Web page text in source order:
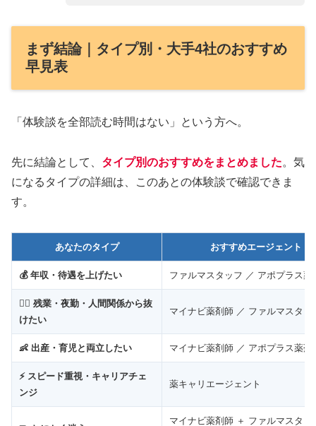
まず結論｜タイプ別・大手4社のおすすめ
早見表
「体験談を全部読む時間はない」という方へ。
先に結論として、 タイプ別のおすすめをまとめました。気
になるタイプの詳細は、このあとの体験談で確認できま
す。
あなたのタイプ おすすめエージェント
💰 年収・待遇を上げたい ファルマスタッフ ／ アポプラス薬
😮‍💨 残業・夜勤・人間関係から抜
けたい
マイナビ薬剤師 ／ ファルマスタッ
👶 出産・育児と両立したい マイナビ薬剤師 ／ アポプラス薬剤
⚡ スピード重視・キャリアチェ
ンジ
薬キャリエージェント
マイナビ薬剤師 ＋ ファルマスタッ